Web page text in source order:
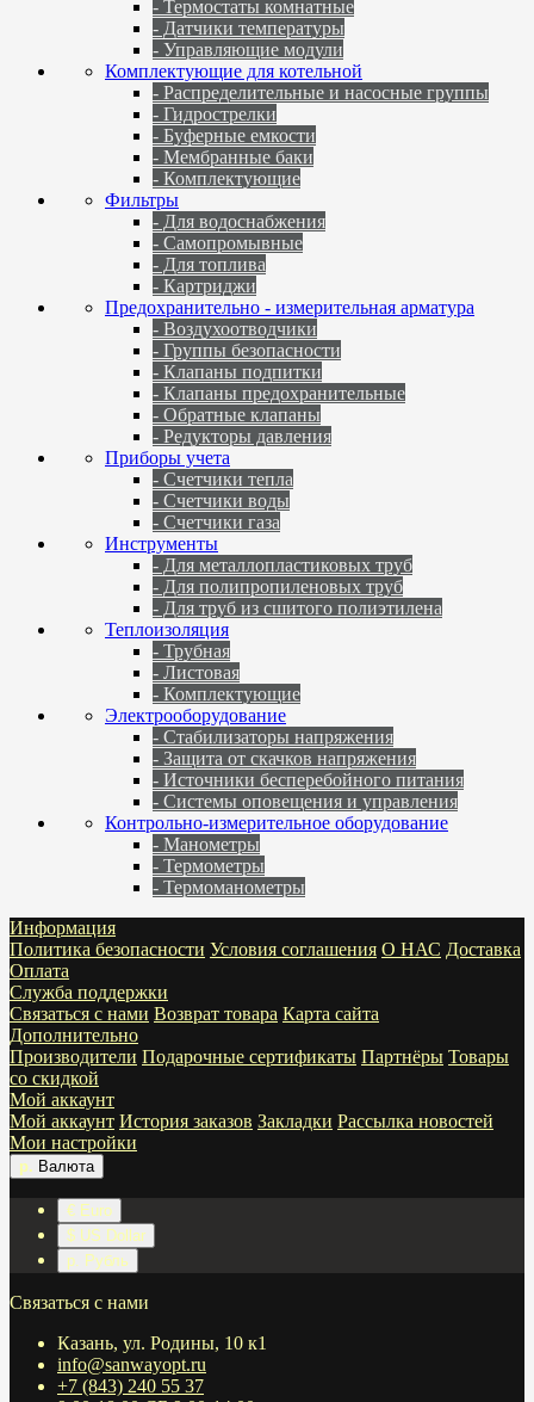
- Термостаты комнатные
- Датчики температуры
- Управляющие модули
Комплектующие для котельной
- Распределительные и насосные группы
- Гидрострелки
- Буферные емкости
- Мембранные баки
- Комплектующие
Фильтры
- Для водоснабжения
- Самопромывные
- Для топлива
- Картриджи
Предохранительно - измерительная арматура
- Воздухоотводчики
- Группы безопасности
- Клапаны подпитки
- Клапаны предохранительные
- Обратные клапаны
- Редукторы давления
Приборы учета
- Счетчики тепла
- Счетчики воды
- Счетчики газа
Инструменты
- Для металлопластиковых труб
- Для полипропиленовых труб
- Для труб из сшитого полиэтилена
Теплоизоляция
- Трубная
- Листовая
- Комплектующие
Электрооборудование
- Стабилизаторы напряжения
- Защита от скачков напряжения
- Источники бесперебойного питания
- Системы оповещения и управления
Контрольно-измерительное оборудование
- Манометры
- Термометры
- Термоманометры
Информация
Политика безопасности Условия соглашения О НАС Доставка
Оплата
Служба поддержки
Связаться с нами Возврат товара Карта сайта
Дополнительно
Производители Подарочные сертификаты Партнёры Товары
со скидкой
Мой аккаунт
Мой аккаунт История заказов Закладки Рассылка новостей
Мои настройки
р. Валюта
€ Euro
$ US Dollar
р. Рубль
Связаться с нами
Казань, ул. Родины, 10 к1
info@sanwayopt.ru
+7 (843) 240 55 37